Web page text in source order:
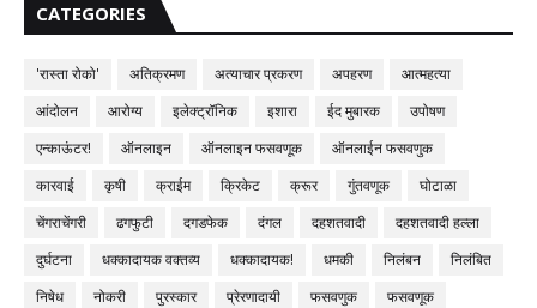
CATEGORIES
'रास्ता रोको' अतिक्रमण अत्याचार प्रकरण अपहरण
आत्महत्या
आंदोलन
आरोग्य इलेक्ट्रॉनिक इशारा ईद मुबारक
उपोषण
एन्काऊंटर!
ऑनलाइन ऑनलाइन फसवणूक
ऑनलाईन फसवणुक
कारवाई
कृषी क्राईम क्रिकेट क्रूर गुंतवणूक
घोटाळा
चेंगराचेंगरी
ढगफुटी दगडफेक दंगल दहशतवादी
दहशतवादी हल्ला
दुर्घटना
धक्कादायक वक्तव्य धक्कादायक! धमकी निलंबन
निलंबित
निषेध
नोकरी पुरस्कार प्रेरणादायी फसवणुक
फसवणूक